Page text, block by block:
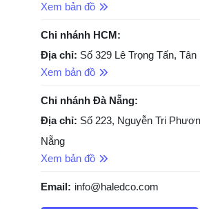
Xem bản đồ
Chi nhánh HCM:
Địa chỉ: Số 329 Lê Trọng Tấn,
Xem bản đồ
Chi nhánh Đà Nẵng:
Địa chỉ: Số 223, Nguyễn Tri
Nẵng
Xem bản đồ
Email: info@haledco.com